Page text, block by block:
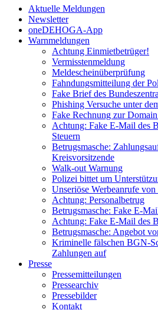
Aktuelle Meldungen
Newsletter
oneDEHOGA-App
Warnmeldungen
Achtung Einmietbetrüger!
Vermisstenmeldung
Meldescheinüberprüfung
Fahndungsmitteilung der
Fake Brief des
Phishing Versuche unter
Fake Rechnung zur
Achtung: Fake E-Mail des
Steuern
Betrugsmasche:
Kreisvorsitzende
Walk-out Warnung
Polizei bittet um
Unseriöse Werbeanrufe
Achtung: Personalbetrug
Betrugsmasche: Fake E-
Achtung: Fake E-Mail des
Betrugsmasche: Angebot
Kriminelle fälschen BGN-
Zahlungen auf
Presse
Pressemitteilungen
Pressearchiv
Pressebilder
Kontakt